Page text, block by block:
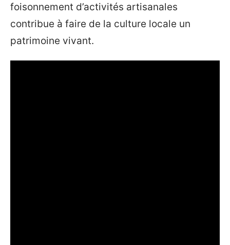
foisonnement d’activités artisanales
contribue à faire de la culture locale un
patrimoine vivant.